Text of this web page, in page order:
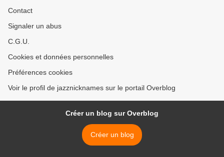
Contact
Signaler un abus
C.G.U.
Cookies et données personnelles
Préférences cookies
Voir le profil de jazznicknames sur le portail Overblog
Créer un blog sur Overblog
Créer un blog